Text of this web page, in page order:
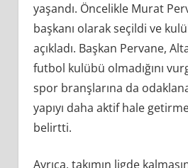
yaşandı. Öncelikle Murat
başkanı olarak seçildi ve
açıkladı. Başkan Pervane,
futbol kulübü olmadığını
spor branşlarına da
yapıyı daha aktif hale
belirtti.
Ayrıca, takımın ligde